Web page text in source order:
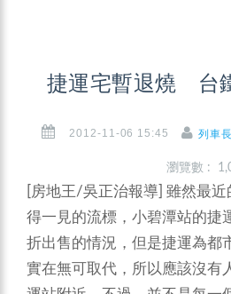
捷運宅暫退燒 台
2012-11-06 15:45 列車長
瀏覽數 :
[房地王/吳正治報導] 雖然最近
得一見的流標，小碧潭站的捷
折出售的情況，但是捷運為都
實在無可取代，所以應該沒有